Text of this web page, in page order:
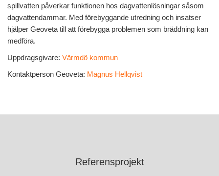
spillvatten påverkar funktionen hos dagvattenlösningar såsom
dagvattendammar. Med förebyggande utredning och insatser
hjälper Geoveta till att förebygga problemen som bräddning kan
medföra.
Uppdragsgivare: Värmdö kommun
Kontaktperson Geoveta: Magnus Hellqvist
Referensprojekt